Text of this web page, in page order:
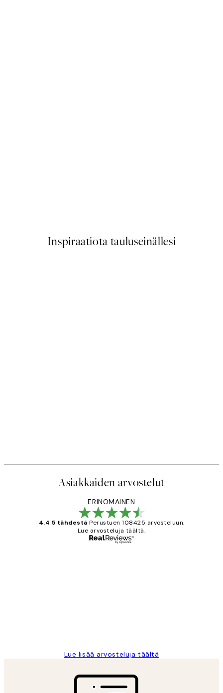
Inspiraatiota tauluseinällesi
Asiakkaiden arvostelut
ERINOMAINEN
4.4 5 tähdestä Perustuen 108425 arvosteluun.
Lue arvosteluja täältä.
Lue lisää arvosteluja täältä